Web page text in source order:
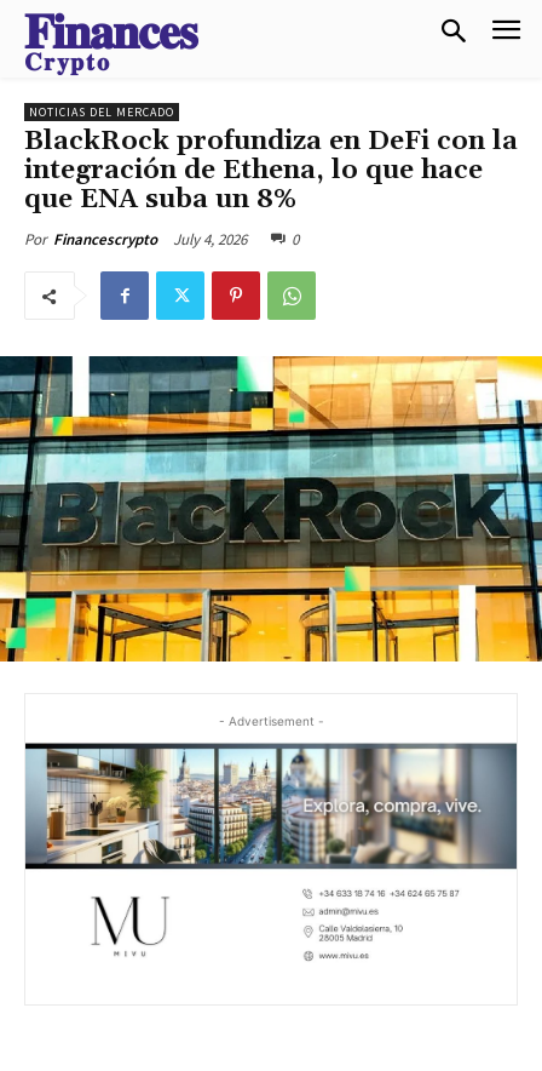
𝐅𝐢𝐧𝐚𝐧𝐜𝐞𝐬
𝐂𝐫𝐲𝐩𝐭𝐨
NOTICIAS DEL MERCADO
BlackRock profundiza en DeFi con la
integración de Ethena, lo que hace
que ENA suba un 8%
Por Financescrypto July 4, 2026 0
- Advertisement -